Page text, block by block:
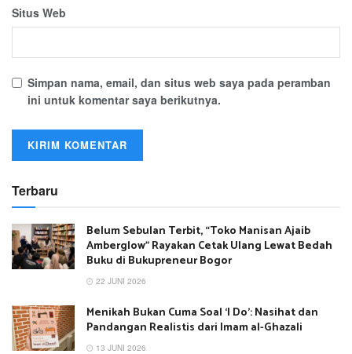
Situs Web
Simpan nama, email, dan situs web saya pada peramban
ini untuk komentar saya berikutnya.
Terbaru
Belum Sebulan Terbit, “Toko Manisan Ajaib
Amberglow” Rayakan Cetak Ulang Lewat Bedah
Buku di Bukupreneur Bogor
22 JUNI 2026
Menikah Bukan Cuma Soal ‘I Do’: Nasihat dan
Pandangan Realistis dari Imam al-Ghazali
13 JUNI 2026